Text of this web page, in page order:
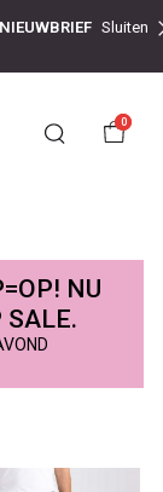
Sluiten
0
NU
SALE.